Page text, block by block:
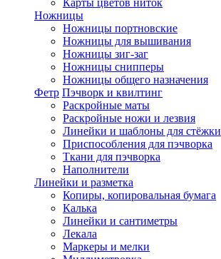
Карты цветов ниток
Ножницы
Ножницы портновские
Ножницы для вышивания
Ножницы зиг-заг
Ножницы снипперы
Ножницы общего назначения
Фетр Пэчворк и квилтинг
Раскройные маты
Раскройные ножи и лезвия
Линейки и шаблоны для стёжки
Приспособления для пэчворка
Ткани для пэчворка
Наполнители
Линейки и разметка
Копиры, копировальная бумага
Калька
Линейки и сантиметры
Лекала
Маркеры и мелки